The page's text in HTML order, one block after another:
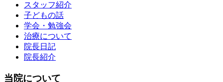
スタッフ紹介
子どもの話
学会・勉強会
治療について
院長日記
院長紹介
当院について